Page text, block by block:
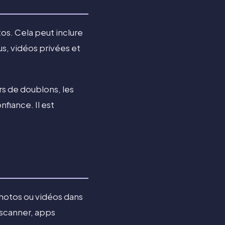
Cela peut inclure
vidéos privées et
de doublons, les
Il est
ou vidéos dans
apps